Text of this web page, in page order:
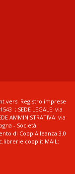
Registro imprese
; SEDE LEGALE: via
AMMINISTRATIVA: via
- Società
di Coop Alleanza 3.0
MAIL: